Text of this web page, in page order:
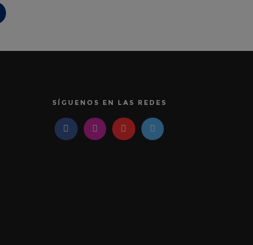
SÍGUENOS EN LAS REDES